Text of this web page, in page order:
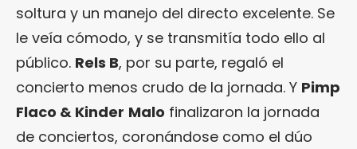
soltura y un manejo del directo excelente. Se
le veía cómodo, y se transmitía todo ello al
público. Rels B, por su parte, regaló el
concierto menos crudo de la jornada. Y Pimp
Flaco & Kinder Malo finalizaron la jornada
de conciertos, coronándose como el dúo